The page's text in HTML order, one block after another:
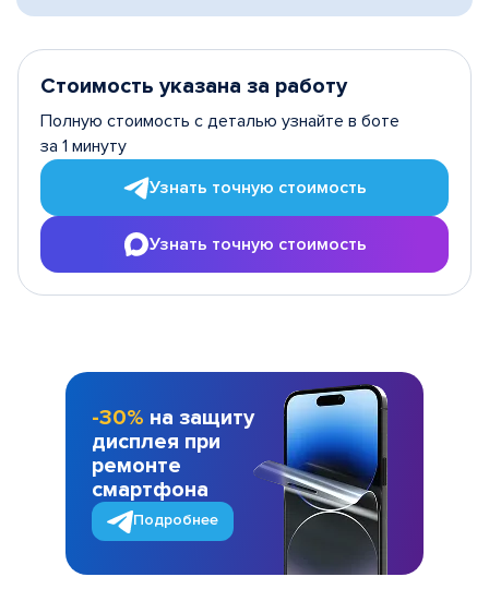
Стоимость указана за работу
Полную стоимость с деталью узнайте в боте
за 1 минуту
Узнать точную стоимость
Узнать точную стоимость
-30% на защиту
дисплея при
ремонте
смартфона
Подробнее